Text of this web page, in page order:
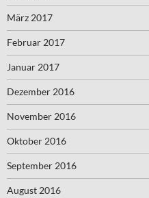
März 2017
Februar 2017
Januar 2017
Dezember 2016
November 2016
Oktober 2016
September 2016
August 2016